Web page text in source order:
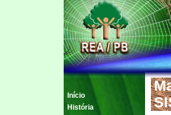
Início
História